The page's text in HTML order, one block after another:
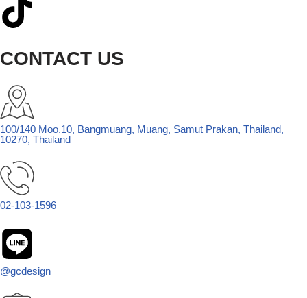
CONTACT US
100/140 Moo.10, Bangmuang, Muang, Samut Prakan, Thailand,
10270, Thailand
02-103-1596
@gcdesign